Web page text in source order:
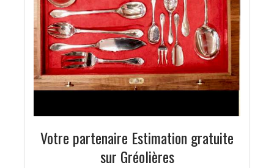
Votre partenaire Estimation gratuite
sur Gréolières